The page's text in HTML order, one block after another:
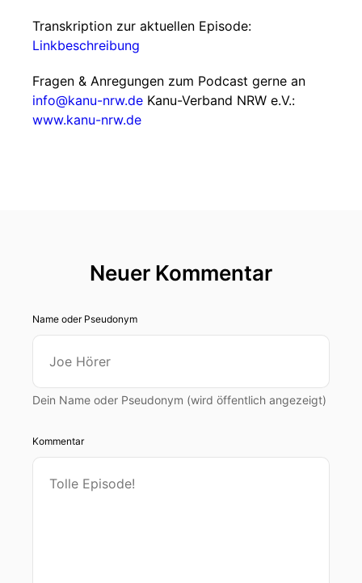
Transkription zur aktuellen Episode:
Linkbeschreibung
Fragen & Anregungen zum Podcast gerne an
info@kanu-nrw.de Kanu-Verband NRW e.V.:
www.kanu-nrw.de
Neuer Kommentar
Name oder Pseudonym
Dein Name oder Pseudonym (wird öffentlich angezeigt)
Kommentar